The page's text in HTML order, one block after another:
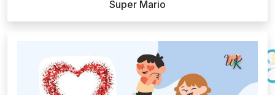
Super Mario